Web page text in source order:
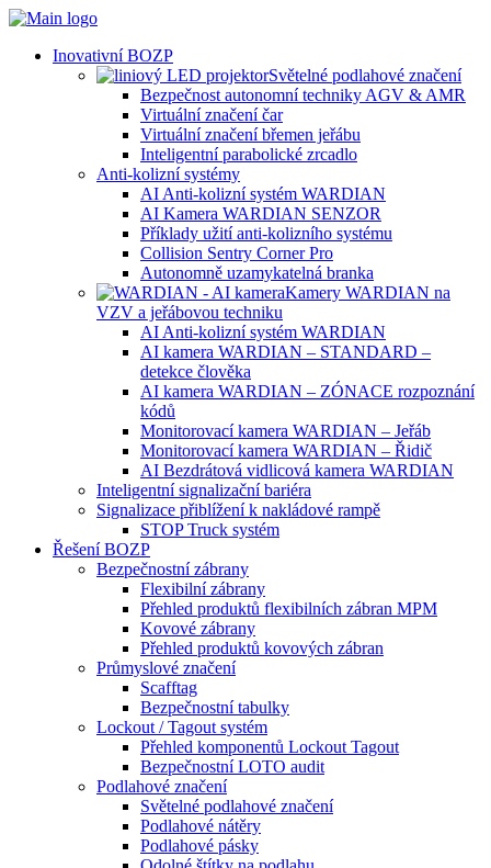
Inovativní BOZP
Světelné podlahové značení
Bezpečnost autonomní techniky AGV & AMR
Virtuální značení čar
Virtuální značení břemen jeřábu
Inteligentní parabolické zrcadlo
Anti-kolizní systémy
AI Anti-kolizní systém WARDIAN
AI Kamera WARDIAN SENZOR
Příklady užití anti-kolizního systému
Collision Sentry Corner Pro
Autonomně uzamykatelná branka
Kamery WARDIAN na
VZV a jeřábovou techniku
AI Anti-kolizní systém WARDIAN
AI kamera WARDIAN – STANDARD –
detekce člověka
AI kamera WARDIAN – ZÓNACE rozpoznání
kódů
Monitorovací kamera WARDIAN – Jeřáb
Monitorovací kamera WARDIAN – Řidič
AI Bezdrátová vidlicová kamera WARDIAN
Inteligentní signalizační bariéra
Signalizace přiblížení k nakládové rampě
STOP Truck systém
Řešení BOZP
Bezpečnostní zábrany
Flexibilní zábrany
Přehled produktů flexibilních zábran MPM
Kovové zábrany
Přehled produktů kovových zábran
Průmyslové značení
Scafftag
Bezpečnostní tabulky
Lockout / Tagout systém
Přehled komponentů Lockout Tagout
Bezpečnostní LOTO audit
Podlahové značení
Světelné podlahové značení
Podlahové nátěry
Podlahové pásky